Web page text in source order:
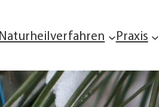
Naturheilverfahren Praxis